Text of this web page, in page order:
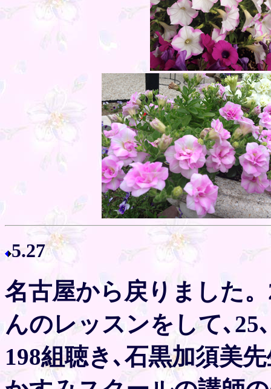
5.27
名古屋から戻りました
んのレッスンをして､25
198組聴き､石黒加須美